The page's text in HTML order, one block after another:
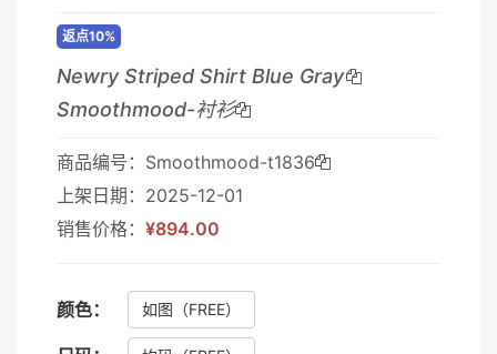
返点10%
Newry Striped Shirt Blue Gray
Smoothmood-衬衫
商品编号：Smoothmood-t1836
上架日期：2025-12-01
销售价格： ¥894.00
颜色： 如图 （FREE）